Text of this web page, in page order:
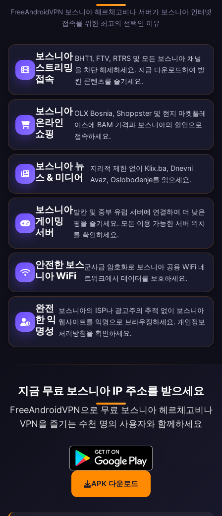
FreeAndroidVPN 보스니아 헤르체고비나 서버가 보스니아 인터넷
접속을 위한 최고의 선택인 이유
보스니아
스트리밍
접속
BHT1, FTV, RTRS 및 모든 보스니아 채널
을 차단 해제하세요. 지금 다운로드하여 발
칸 콘텐츠를 즐기세요.
보스니아
온라인
쇼핑
OLX Bosnia, Shoppster 및 현지 마켓플레
이스에 BAM 가격과 보스니아의 할인으로
접속하세요.
보스니아 뉴
스 & 미디어
지리적 제한 없이 Klix.ba, Dnevni
Avaz, Oslobođenje를 읽으세요.
보스니아
게이밍
서버
발칸 및 중부 유럽 서버에 연결하여 더 낮은
핑을 즐기세요. 모든 이용 가능한 서버 위치
를 확인하세요.
안전한 보스
니아 WiFi
군사급 암호화로 보스니아 공용 WiFi 네
트워크에서 데이터를 보호하세요.
완전
한 익
명성
보스니아의 ISP나 광고주의 추적 없이 보스니아
웹사이트를 익명으로 브라우징하세요. 개인정보
처리방침을 확인하세요.
지금 무료 보스니아 IP 주소를 받으세요
FreeAndroidVPN으로 무료 보스니아 헤르체고비나
VPN을 즐기는 수천 명의 사용자와 함께하세요
APK 다운로드